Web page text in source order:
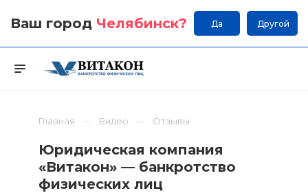
Ваш город Челябинск? Да Другой
Главная Видео Отзывы
Юридическая компания
«Витакон» — банкротство
физических лиц